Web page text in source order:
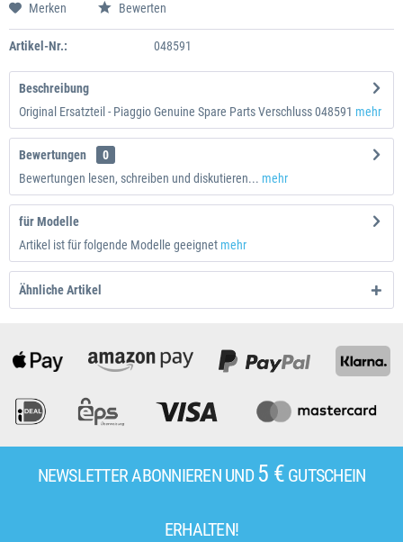
Merken Bewerten
Artikel-Nr.: 048591
Beschreibung
Original Ersatzteil - Piaggio Genuine Spare Parts Verschluss 048591 mehr
Bewertungen
0
Bewertungen lesen, schreiben und diskutieren... mehr
für Modelle
Artikel ist für folgende Modelle geeignet mehr
Ähnliche Artikel
NEWSLETTER ABONNIEREN UND 5 €GUTSCHEIN
ERHALTEN!